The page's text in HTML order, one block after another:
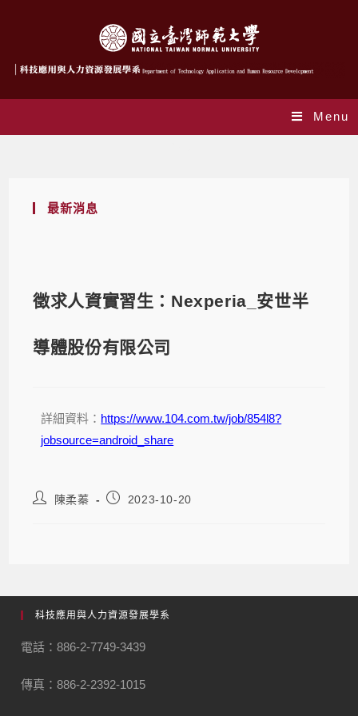
Menu
最新消息
徵求人資實習生：Nexperia_安世半
導體股份有限公司
詳細資料： https://www.104.com.tw/job/854l8?
jobsource=android_share
陳柔蓁 2023-10-20
科技應用與人力資源發展學系
電話：886-2-7749-3439
傳真：886-2-2392-1015